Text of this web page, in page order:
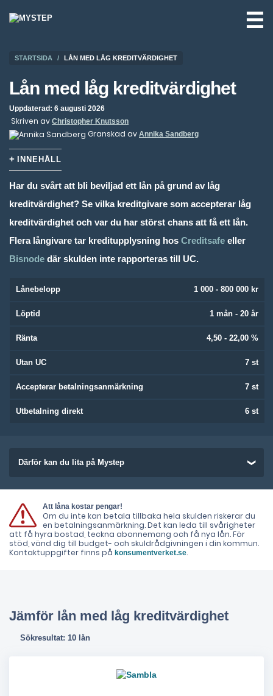
☰
STARTSIDA LÅN MED LÅG KREDITVÄRDIGHET
Lån med låg kreditvärdighet
Uppdaterad: 6 augusti 2026
Skriven av Christopher Knutsson
Granskad av Annika Sandberg
INNEHÅLL
Har du svårt att bli beviljad ett lån på grund av låg
kreditvärdighet? Se vilka kreditgivare som accepterar låg
kreditvärdighet och var du har störst chans att få ett lån.
Flera långivare tar kreditupplysning hos Creditsafe eller
Bisnode där skulden inte rapporteras till UC.
Lånebelopp 1 000 - 800 000 kr
Löptid 1 mån - 20 år
Ränta 4,50 - 22,00 %
Utan UC 7 st
Accepterar betalningsanmärkning 7 st
Utbetalning direkt 6 st
Därför kan du lita på Mystep
Att låna kostar pengar!
Om du inte kan betala tillbaka hela skulden riskerar du
en betalningsanmärkning. Det kan leda till svårigheter
att få hyra bostad, teckna abonnemang och få nya lån. För
stöd, vänd dig till budget- och skuldrådgivningen i din kommun.
Kontaktuppgifter finns på konsumentverket.se.
Jämför lån med låg kreditvärdighet
Sökresultat: 10 lån